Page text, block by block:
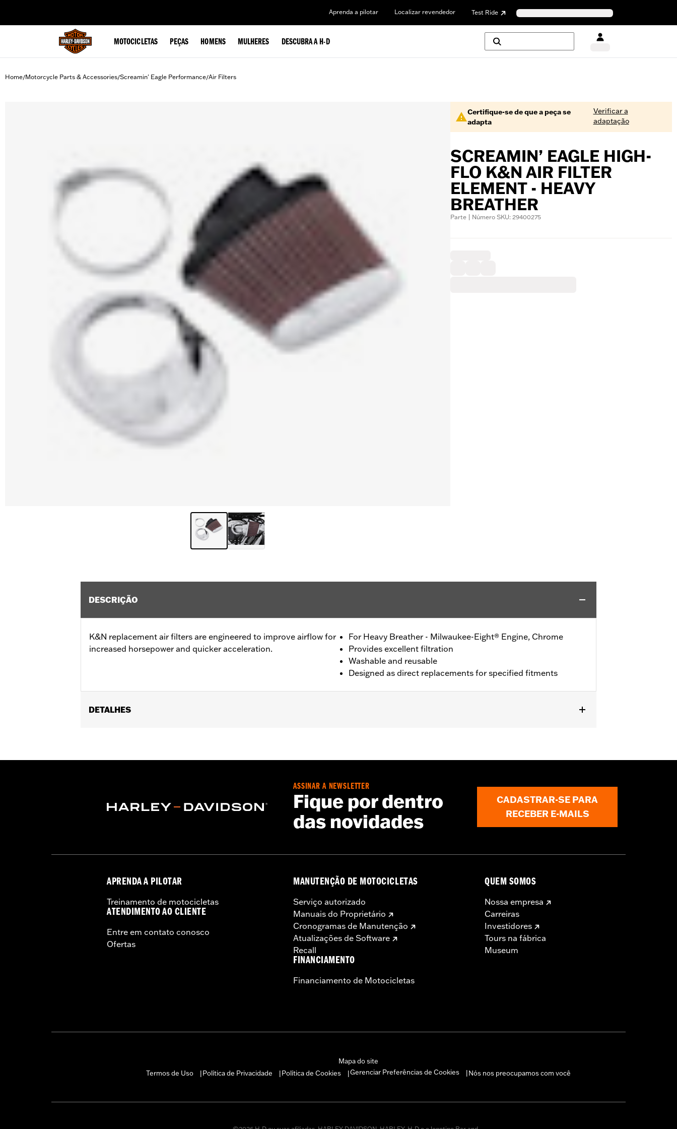
Aprenda a pilotar Localizar revendedor Test Ride
MOTOCICLETAS PEÇAS HOMENS MULHERES DESCUBRA A H-D
Home/Motorcycle Parts & Accessories/Screamin' Eagle Performance/Air Filters
Certifique-se de que a peça se
adapta
Verificar a
adaptação
SCREAMIN’ EAGLE HIGH-
FLO K&N AIR FILTER
ELEMENT - HEAVY
BREATHER
Parte | Número SKU: 29400275
DESCRIÇÃO
K&N replacement air filters are engineered to improve airflow for
increased horsepower and quicker acceleration.
For Heavy Breather - Milwaukee-Eight® Engine, Chrome
Provides excellent filtration
Washable and reusable
Designed as direct replacements for specified fitments
DETALHES
Sold In Units:Each
www.h-d.com/warrantyfor full details
These washable and rechargeable filters use a special coating to help filter fine particles from the incoming air. With time, the
oil in the filter will dissipate and the element will begin to turn gray. Clean the surface and renew the original red color with an
ASSINAR A NEWSLETTER
Fique por dentro
das novidades
CADASTRAR-SE PARA
RECEBER E-MAILS
APRENDA A PILOTAR
Treinamento de motocicletas
ATENDIMENTO AO CLIENTE
Entre em contato conosco
Ofertas
MANUTENÇÃO DE MOTOCICLETAS
Serviço autorizado
Manuais do Proprietário
Cronogramas de Manutenção
Atualizações de Software
Recall
FINANCIAMENTO
Financiamento de Motocicletas
QUEM SOMOS
Nossa empresa
Carreiras
Investidores
Tours na fábrica
Museum
Mapa do site
Termos de Uso
Política de Privacidade Política de Cookies Gerenciar Preferências de Cookies Nós nos preocupamos com você